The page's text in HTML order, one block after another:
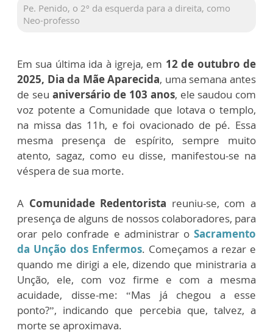
Pe. Penido, o 2º da esquerda para a direita, como
Neo-professo
Em sua última ida à igreja, em 12 de outubro de
2025, Dia da MãeAparecida, uma semana antes
de seu aniversário de 103 anos, ele saudou com
voz potente a Comunidade que lotava o templo,
na missa das 11h, e foi ovacionado de pé. Essa
mesma presença de espírito, sempre muito
atento, sagaz, como eu disse, manifestou-se na
véspera de sua morte.
A Comunidade Redentorista reuniu-se, com a
presença de alguns de nossos colaboradores, para
orar pelo confrade e administrar o Sacramento
da Unção dos Enfermos. Começamos a rezar e
quando me dirigi a ele, dizendo que ministraria a
Unção, ele, com voz firme e com a mesma
acuidade, disse-me: “Mas já chegou a esse
ponto?”, indicando que percebia que, talvez, a
morte se aproximava.